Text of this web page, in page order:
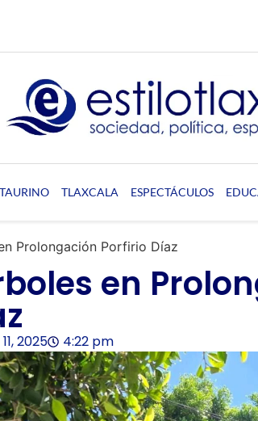
TAURINO TLAXCALA ESPECTÁCULOS
Prolongación Porfirio Díaz
en
2025 4:22 pm